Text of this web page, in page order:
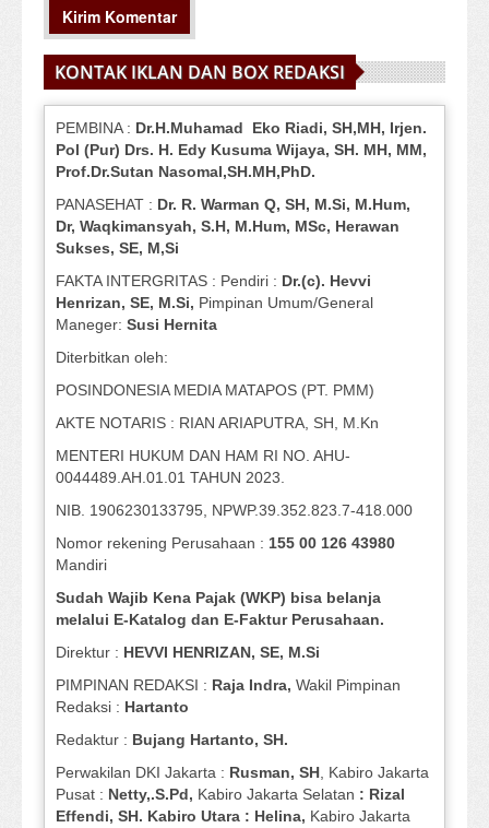
KONTAK IKLAN DAN BOX REDAKSI
PEMBINA : Dr.H.Muhamad Eko Riadi, SH,MH, Irjen.
Pol (Pur) Drs. H. Edy Kusuma Wijaya, SH. MH, MM,
Prof.Dr.Sutan Nasomal,SH.MH,PhD.
PANASEHAT : Dr. R. Warman Q, SH, M.Si, M.Hum,
Dr, Waqkimansyah, S.H, M.Hum, MSc, Herawan
Sukses, SE, M,Si
FAKTA INTERGRITAS : Pendiri : Dr.(c). Hevvi
Henrizan, SE, M.Si, Pimpinan Umum/General
Maneger: Susi Hernita
Diterbitkan oleh:
POSINDONESIA MEDIA MATAPOS (PT. PMM)
AKTE NOTARIS : RIAN ARIAPUTRA, SH, M.Kn
MENTERI HUKUM DAN HAM RI NO. AHU-
0044489.AH.01.01 TAHUN 2023.
NIB. 1906230133795, NPWP.39.352.823.7-418.000
Nomor rekening Perusahaan : 155 00 126 43980
Mandiri
Sudah Wajib Kena Pajak (WKP) bisa belanja
melalui E-Katalog dan E-Faktur Perusahaan.
Direktur : HEVVI HENRIZAN, SE, M.Si
PIMPINAN REDAKSI : Raja Indra, Wakil Pimpinan
Redaksi : Hartanto
Redaktur : Bujang Hartanto, SH.
Perwakilan DKI Jakarta : Rusman, SH, Kabiro Jakarta
Pusat : Netty,.S.Pd, Kabiro Jakarta Selatan : Rizal
Effendi, SH. Kabiro Utara : Helina, Kabiro Jakarta